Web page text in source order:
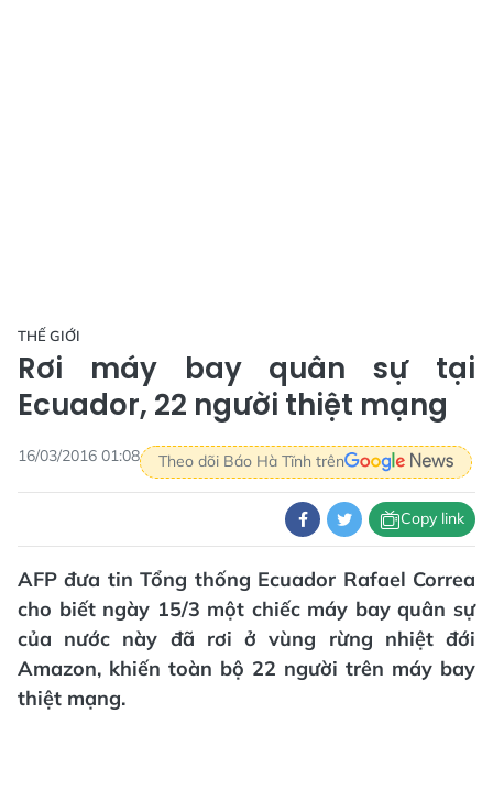
THẾ GIỚI
Rơi máy bay quân sự tại
Ecuador, 22 người thiệt mạng
16/03/2016 01:08 Theo dõi Báo Hà Tĩnh trên
Copy link
AFP đưa tin Tổng thống Ecuador Rafael Correa
cho biết ngày 15/3 một chiếc máy bay quân sự
của nước này đã rơi ở vùng rừng nhiệt đới
Amazon, khiến toàn bộ 22 người trên máy bay
thiệt mạng.